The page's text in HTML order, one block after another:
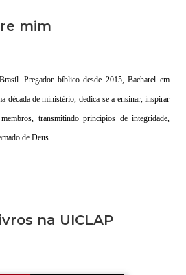
mim
Pregador bíblico desde 2015, Bacharel em
década de ministério, dedica-se a ensinar, inspirar
transmitindo princípios de integridade,
de Deus
na UICLAP